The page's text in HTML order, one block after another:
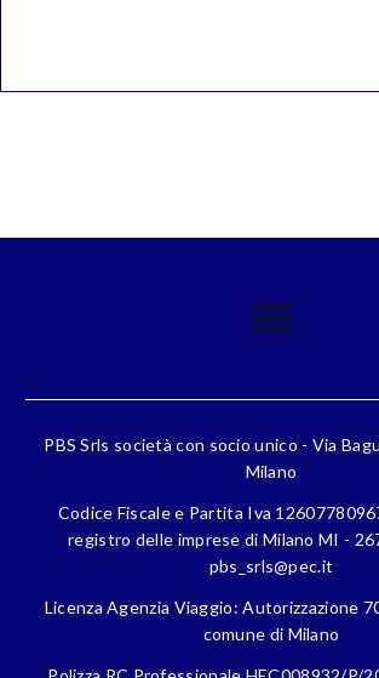
PBS Srls società con socio unico - Via
Milano
Codice Fiscale e Partita Iva
registro delle imprese di Milano MI -
pbs_srls@pec.it
Licenza Agenzia Viaggio: Autorizzazione
comune di Milano